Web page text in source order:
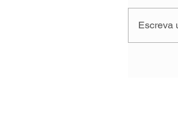
Escreva